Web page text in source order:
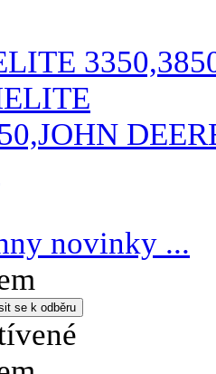
novinky ...